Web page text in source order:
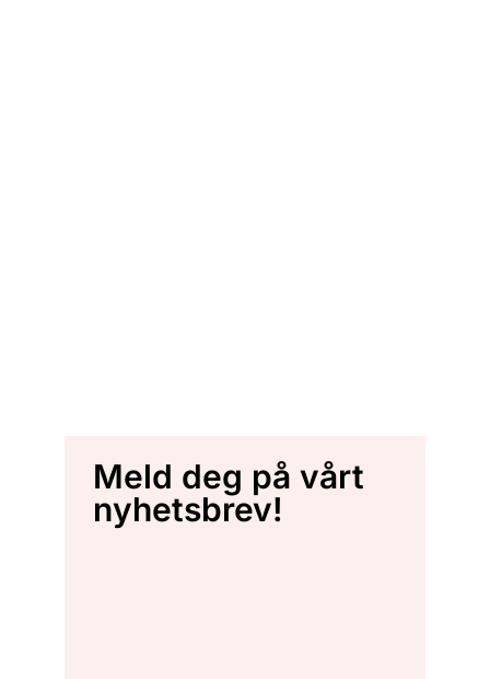
Meld deg på vårt
nyhetsbrev!